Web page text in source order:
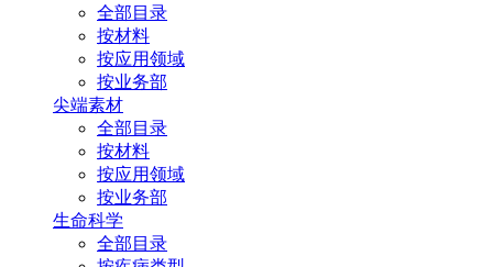
全部目录
按材料
按应用领域
按业务部
尖端素材
全部目录
按材料
按应用领域
按业务部
生命科学
全部目录